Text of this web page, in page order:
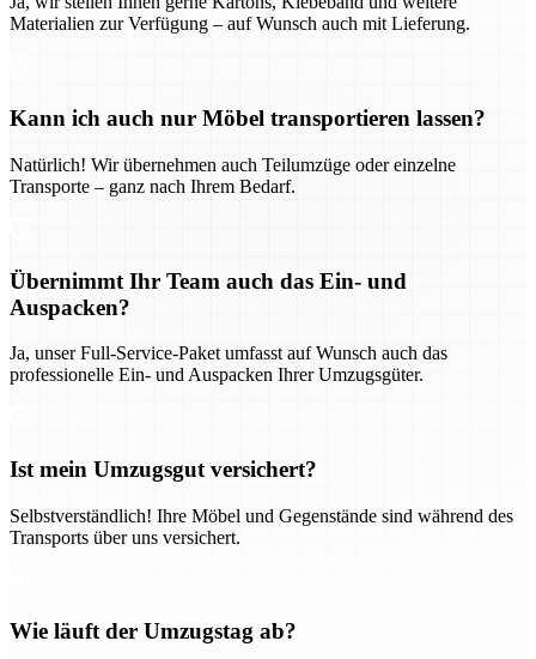
Materialien zur Verfügung – auf Wunsch auch mit Lieferung.
Kann ich auch nur Möbel transportieren lassen?
Natürlich! Wir übernehmen auch Teilumzüge oder einzelne
Transporte – ganz nach Ihrem Bedarf.
Übernimmt Ihr Team auch das Ein- und
Auspacken?
Ja, unser Full-Service-Paket umfasst auf Wunsch auch das
professionelle Ein- und Auspacken Ihrer Umzugsgüter.
Ist mein Umzugsgut versichert?
Selbstverständlich! Ihre Möbel und Gegenstände sind während des
Transports über uns versichert.
Wie läuft der Umzugstag ab?